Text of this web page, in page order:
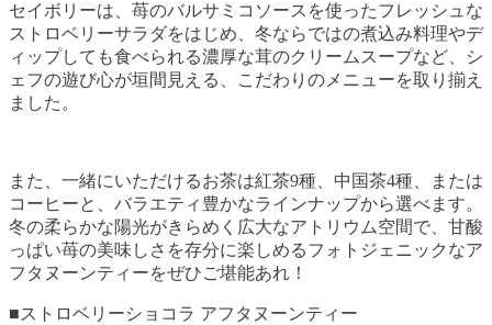
セイボリーは、苺のバルサミコソースを使ったフレッシュな
ストロベリーサラダをはじめ、冬ならではの煮込み料理やデ
ィップしても食べられる濃厚な茸のクリームスープなど、シ
ェフの遊び心が垣間見える、こだわりのメニューを取り揃え
ました。
また、一緒にいただけるお茶は紅茶9種、中国茶4種、または
コーヒーと、バラエティ豊かなラインナップから選べます。
冬の柔らかな陽光がきらめく広大なアトリウム空間で、甘酸
っぱい苺の美味しさを存分に楽しめるフォトジェニックなア
フタヌーンティーをぜひご堪能あれ！
■ストロベリーショコラ アフタヌーンティー